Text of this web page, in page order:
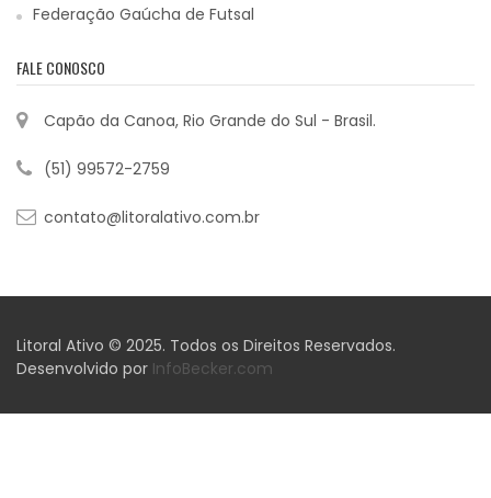
Federação Gaúcha de Futsal
FALE CONOSCO
Capão da Canoa, Rio Grande do Sul - Brasil.
(51) 99572-2759
contato@litoralativo.com.br
Litoral Ativo © 2025. Todos os Direitos Reservados.
Desenvolvido por InfoBecker.com